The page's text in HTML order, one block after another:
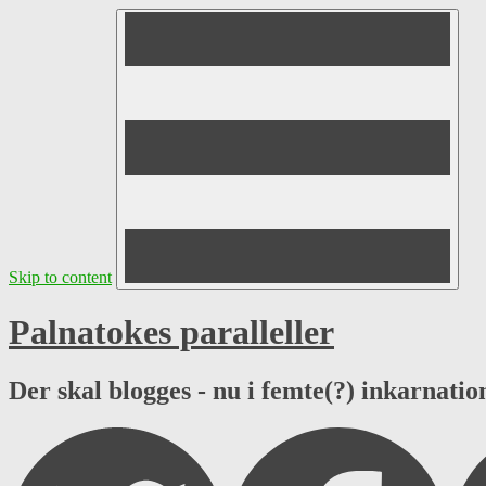
Skip to content
Palnatokes paralleller
Der skal blogges - nu i femte(?)